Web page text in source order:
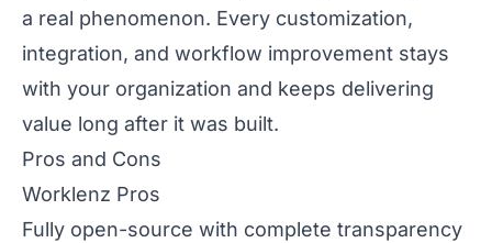
a real phenomenon. Every customization,
integration, and workflow improvement stays
with your organization and keeps delivering
value long after it was built.
Pros and Cons
Worklenz Pros
Fully open-source with complete transparency